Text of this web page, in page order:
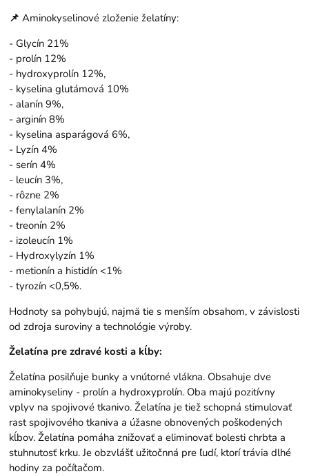
📌Aminokyselinové zloženie želatíny:
- Glycín 21%
- prolín 12%
- hydroxyprolín 12%,
- kyselina glutámová 10%
- alanín 9%,
- arginín 8%
- kyselina asparágová 6%,
- Lyzín 4%
- serín 4%
- leucín 3%,
- rôzne 2%
- fenylalanín 2%
- treonín 2%
- izoleucín 1%
- Hydroxylyzín 1%
- metionín a histidín <1%
- tyrozín <0,5%.
Hodnoty sa pohybujú, najmä tie s menším obsahom, v závislosti
od zdroja suroviny a technológie výroby.
Želatína pre zdravé kosti a kĺby:
Želatína posilňuje bunky a vnútorné vlákna. Obsahuje dve
aminokyseliny - prolín a hydroxyprolín. Oba majú pozitívny
vplyv na spojivové tkanivo. Želatína je tiež schopná stimulovať
rast spojivového tkaniva a úžasne obnovených poškodených
kĺbov. Želatína pomáha znižovať a eliminovať bolesti chrbta a
stuhnutosť krku. Je obzvlášť užitočnná pre ľudí, ktorí trávia dlhé
hodiny za počítačom.